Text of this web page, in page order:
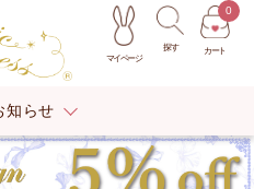
マイページ
探す カート
0
知らせ